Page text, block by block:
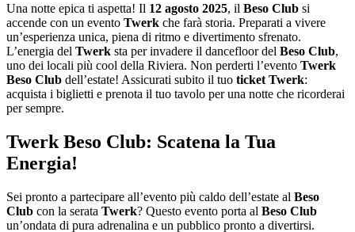
Una notte epica ti aspetta! Il 12 agosto 2025, il Beso Club si
accende con un evento Twerk che farà storia. Preparati a vivere
un’esperienza unica, piena di ritmo e divertimento sfrenato.
L’energia del Twerk sta per invadere il dancefloor del Beso Club,
uno dei locali più cool della Riviera. Non perderti l’evento Twerk
Beso Club dell’estate! Assicurati subito il tuo ticket Twerk:
acquista i biglietti e prenota il tuo tavolo per una notte che ricorderai
per sempre.
Twerk Beso Club: Scatena la Tua
Energia!
Sei pronto a partecipare all’evento più caldo dell’estate al Beso
Club con la serata Twerk? Questo evento porta al Beso Club
un’ondata di pura adrenalina e un pubblico pronto a divertirsi.